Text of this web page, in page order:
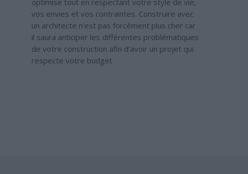
optimisé tout en respectant votre style de vie,
vos envies et vos contraintes. Construire avec
un architecte n'est pas forcément plus cher car
il saura anticiper les différentes problématiques
de votre construction afin d'avoir un projet qui
respecte votre budget